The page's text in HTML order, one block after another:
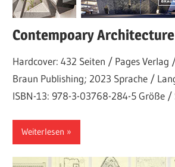
Contempoary Architecture
Hardcover: 432 Seiten / Pages Verlag
Braun Publishing; 2023 Sprache /
ISBN-13: 978-3-03768-284-5 Größe /
Weiterlesen